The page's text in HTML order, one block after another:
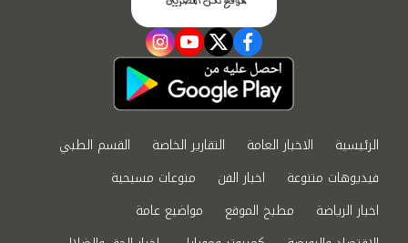
facebook
twitter
youtube
instagram
الرئيسية الاخبار العامة التقارير الخاصة
القسم الطبي
فيديوهات متنوعة
اخبار الفن
منوعات مسيحية
اخبار الرياضة
مطبخ الموقع
مواضيع عامة